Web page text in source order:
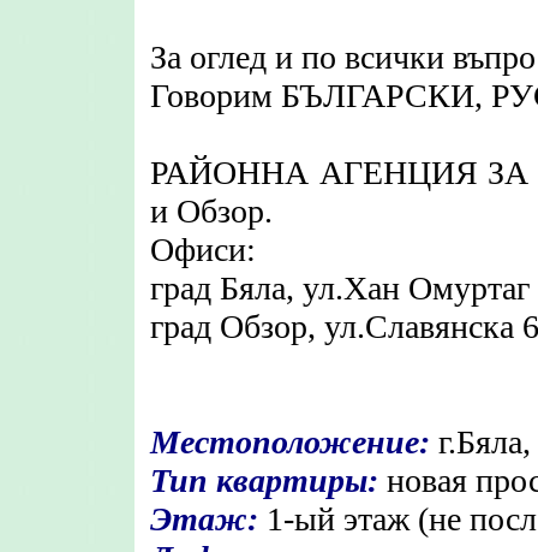
За оглед и по всички
Говорим БЪЛГАРСКИ,
РАЙОННА АГЕНЦИЯ
и Обзор.
Офиси:
град Бяла, ул.Хан Омуртаг
град Обзор, ул.Славянска
Местоположение:
Тип квартиры: новая
Этаж: 1-ый этаж (не